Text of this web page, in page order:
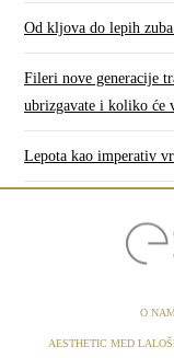
Od kljova do lepih zuba
Fileri nove generacije
ubrizgavate i koliko će
Lepota kao imperativ
O
AESTHETIC MED